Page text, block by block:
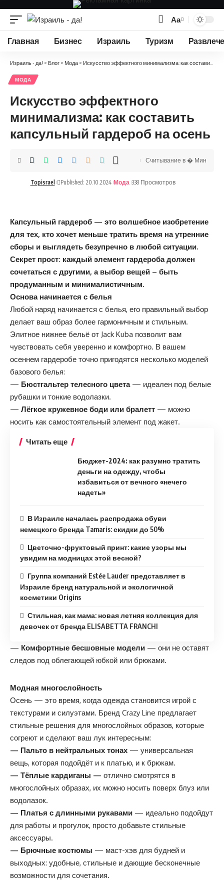
Изменение
размера
Аа
Главная Бизнес Израиль Туризм
Израиль - да! > Блог > Мода > Искусство эффектного минимализма: как составить капсульный гардероб на осень
МОДА
Искусство эффектного
минимализма: как составить
капсульный гардероб на осень
Topisrael Published: 20.10.2024 Мода 338 Просмотров
Считывание в � Мин
Капсульный гардероб — это волшебное изобретение
для тех, кто хочет меньше тратить время на утренние
сборы и выглядеть безупречно в любой ситуации.
Секрет прост: каждый элемент гардероба должен
сочетаться с другими, а выбор вещей – быть
продуманным и минималистичным.
Основа начинается с белья
Любой наряд начинается с белья, его правильный выбор
делает ваш образ более гармоничным и стильным.
Элитное нижнее бельё от Jack Kuba позволит вам
чувствовать себя уверенно и комфортно. В вашем
осеннем гардеробе точно пригодятся несколько моделей
базового белья:
— Бюстгальтер телесного цвета— идеален под белые
рубашки и тонкие водолазки.
— Лёгкое кружевное боди или бралетт — можно
носить как самостоятельный элемент под жакет.
Читать еще
Бюджет-2024: как разумно тратить
деньги на одежду, чтобы
избавиться от вечного «нечего
надеть»
В Израиле началась распродажа обуви
немецкого бренда Tamaris: скидки до 50%
Цветочно-фруктовый принт: какие узоры мы
увидим на модницах этой весной?
Группа компаний Estée Lauder представляет в
Израиле бренд натуральной и экологичной
косметики Origins
Стильная, как мама: новая летняя коллекция для
девочек от бренда ELISABETTA FRANCHI
— Комфортные бесшовные модели — они не оставят
следов под облегающей юбкой или брюками.
Модная многослойность
Осень — это время, когда одежда становится игрой с
текстурами и силуэтами. Бренд Crazy Line предлагает
стильные решения для многослойных образов, которые
согреют и сделают ваш лук интересным:
— Пальто в нейтральных тонах — универсальная
вещь, которая подойдёт и к платью, и к брюкам.
— Тёплые кардиганы — отлично смотрятся в
многослойных образах, их можно носить поверх блуз или
водолазок.
— Платья с длинными рукавами — идеально подойдут
для работы и прогулок, просто добавьте стильные
аксессуары.
— Брючные костюмы — маст-хэв для будней и
выходных: удобные, стильные и дающие бесконечные
возможности для сочетания.